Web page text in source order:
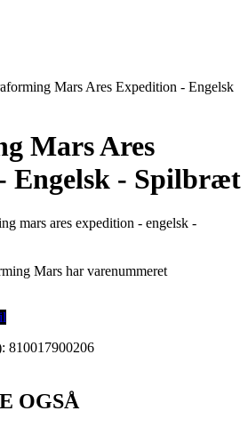
Mars Ares Expedition - Engelsk
Mars Ares
Engelsk - Spilbræt
mars ares expedition - engelsk -
Mars har varenummeret
810017900206
OGSÅ